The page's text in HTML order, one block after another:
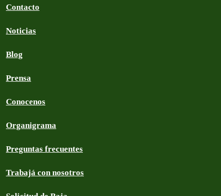
Contacto
Noticias
Blog
Prensa
Conocenos
Organigrama
Preguntas frecuentes
Trabajá con nosotros